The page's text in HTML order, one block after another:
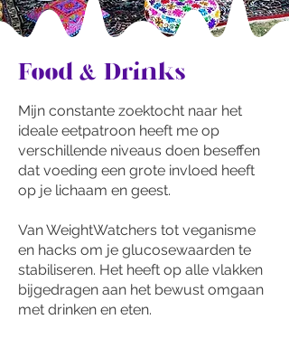
Food & Drinks
Mijn constante zoektocht naar het
ideale eetpatroon heeft me op
verschillende niveaus doen beseffen
dat voeding een grote invloed heeft
op je lichaam en geest.
Van WeightWatchers tot veganisme
en hacks om je glucosewaarden te
stabiliseren. Het heeft op alle vlakken
bijgedragen aan het bewust omgaan
met drinken en eten.